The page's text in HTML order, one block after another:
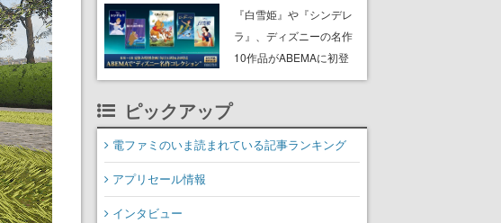
にチェコ語に対応しSNS
で話題に。『キングダ
ム・カム』開発元やチェ
『白雪姫』や『シンデレ
ラ』、ディズニーの名作
10作品がABEMAに初登
場。『101匹わんちゃ
ん』など、毎日1作品が午
後3時と夜8時に2回放送
ピックアップ
電ファミのいま読まれている記事ランキング
アプリセール情報
インタビュー